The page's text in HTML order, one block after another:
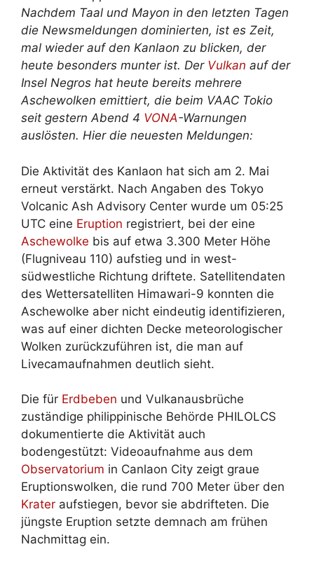
Nachdem Taal und Mayon in den letzten Tagen
die Newsmeldungen dominierten, ist es Zeit,
mal wieder auf den Kanlaon zu blicken, der
heute besonders munter ist. Der Vulkan auf der
Insel Negros hat heute bereits mehrere
Aschewolken emittiert, die beim VAAC Tokio
seit gestern Abend 4 VONA-Warnungen
auslösten. Hier die neuesten Meldungen:
Die Aktivität des Kanlaon hat sich am 2. Mai
erneut verstärkt. Nach Angaben des Tokyo
Volcanic Ash Advisory Center wurde um 05:25
UTC eine Eruption registriert, bei der eine
Aschewolke bis auf etwa 3.300 Meter Höhe
(Flugniveau 110) aufstieg und in west-
südwestliche Richtung driftete. Satellitendaten
des Wettersatelliten Himawari-9 konnten die
Aschewolke aber nicht eindeutig identifizieren,
was auf einer dichten Decke meteorologischer
Wolken zurückzuführen ist, die man auf
Livecamaufnahmen deutlich sieht.
Die für Erdbeben und Vulkanausbrüche
zuständige philippinische Behörde PHILOLCS
dokumentierte die Aktivität auch
bodengestützt: Videoaufnahme aus dem
Observatorium in Canlaon City zeigt graue
Eruptionswolken, die rund 700 Meter über den
Krater aufstiegen, bevor sie abdrifteten. Die
jüngste Eruption setzte demnach am frühen
Nachmittag ein.